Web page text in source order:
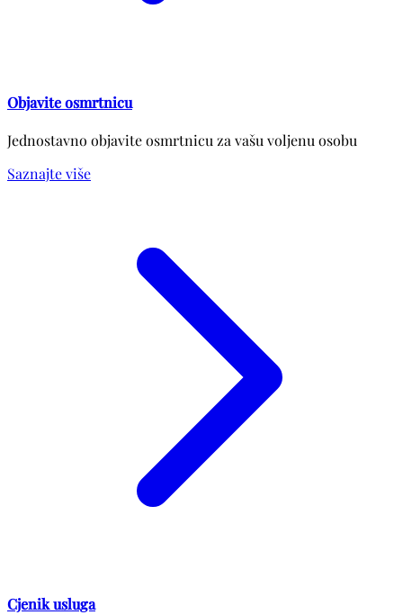
Objavite osmrtnicu
Jednostavno objavite osmrtnicu za vašu voljenu osobu
Saznajte više
Cjenik usluga